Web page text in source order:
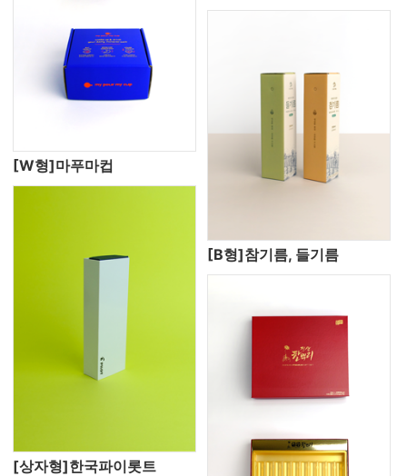
[W형]마푸마컵
[상자형]한국파이롯트
[B형]참기름, 들기름